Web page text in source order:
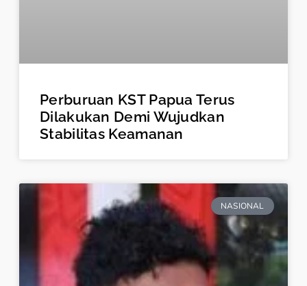
Perburuan KST Papua Terus
Dilakukan Demi Wujudkan
Stabilitas Keamanan
NASIONAL